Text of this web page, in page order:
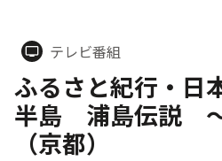
tv テレビ番組
ふるさと紀行・
半島 浦島伝説
（京都）